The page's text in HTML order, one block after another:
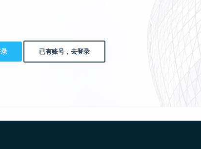
已有账号，去登录